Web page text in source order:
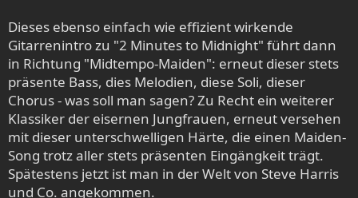
Dieses ebenso einfach wie effizient wirkende
Gitarrenintro zu "2 Minutes to Midnight" führt dann
in Richtung "Midtempo-Maiden": erneut dieser stets
präsente Bass, dies Melodien, diese Soli, dieser
Chorus - was soll man sagen? Zu Recht ein weiterer
Klassiker der eisernen Jungfrauen, erneut versehen
mit dieser unterschwelligen Härte, die einen Maiden-
Song trotz aller stets präsenten Eingängkeit trägt.
Spätestens jetzt ist man in der Welt von Steve Harris
und Co. angekommen.